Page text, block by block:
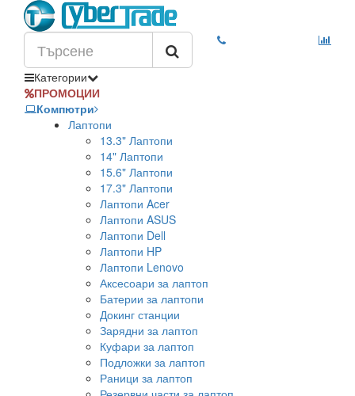
Категории
ПРОМОЦИИ
Компютри
Лаптопи
13.3" Лаптопи
14" Лаптопи
15.6" Лаптопи
17.3" Лаптопи
Лаптопи Acer
Лаптопи ASUS
Лаптопи Dell
Лаптопи HP
Лаптопи Lenovo
Аксесоари за лаптоп
Батерии за лаптопи
Докинг станции
Зарядни за лаптоп
Куфари за лаптоп
Подложки за лаптоп
Раници за лаптоп